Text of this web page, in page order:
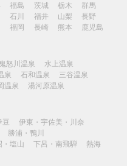
福島 茨城 栃木
群馬
石川 福井 山梨
長野
福岡 長崎 熊本 鹿児島
鬼怒川温泉
水上温泉
泉 石和温泉
三谷温泉
温泉 湯河原温泉
豆
伊東・宇佐美・川奈
勝浦・鴨川
・塩山 下呂・南飛騨 熱海